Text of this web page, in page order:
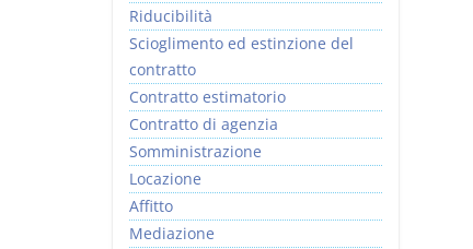
Riducibilità
Scioglimento ed estinzione del
contratto
Contratto estimatorio
Contratto di agenzia
Somministrazione
Locazione
Affitto
Mediazione